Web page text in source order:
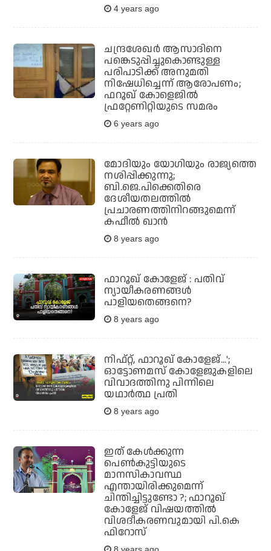
4 years ago
ചന്ദ്രശേഖര്‍ ആസാദിനെ
പങ്കെടുപ്പിച്ചുകൊണ്ടുള്ള
പരിപാടിക്ക് അനുമതി
നിഷേധിച്ചെന്ന് ആരോപണം;
ഫറൂഖ് കോളെജില്‍
ഫ്രറ്റേണിറ്റിയുടെ സമരം
6 years ago
മോദിയും യോഗിയും രാജ്യത്തെ
നശിപ്പിക്കുന്നു;
ബി.ജെ.പിക്കെതിരെ
ദേശീയതലത്തില്‍
പ്രചാരണത്തിനിറങ്ങുമെന്ന്
കഫീല്‍ ഖാന്‍
8 years ago
ഫാറൂഖ് കോളേജ് : പതിവ്
ന്യായീകരണങ്ങള്‍
പാളിയതെങ്ങനെ?
8 years ago
നിഫ്റ്റ്, ഫാറൂഖ് കോളേജ്...';
ഓട്ടോണമസ് കോളേജുകളിലെ
വിവാദത്തിനു പിന്നിലെ
യഥാര്‍ത്ഥ പ്രതി
8 years ago
ഇത് കേള്‍ക്കുന്ന
പെണ്‍കുട്ടിയുടെ
മാനസികാവസ്ഥ
എന്തായിരിക്കുമെന്ന്
ചിന്തിച്ചിട്ടുണ്ടോ ?; ഫാറൂഖ്
കോളേജ് വിഷയത്തില്‍
വിശദീകരണവുമായി പി.കെ
ഫിറോസ്